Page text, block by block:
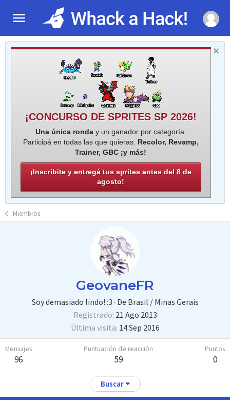
¡CONCURSO DE SPRITES SP 2026!
Una única ronday un ganador por categoría.
Participá en todas las que quieras: Recolor, Revamp,
Trainer, GBC ¡y más!
¡Inscribite y entregá tus sprites antes del 8 de
agosto!
Miembros
GeovaneFR
Soy demasiado lindo! :3 · De Brasil / Minas Gerais
Registrado 21 Ago 2013
Última visita 14 Sep 2016
Mensajes
96
Puntuación de reacción
59
Puntos
0
Buscar